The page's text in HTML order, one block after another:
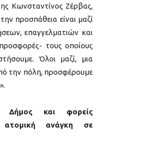
Κωνσταντίνος Ζέρβας,
προσπάθεια είναι μαζί
επαγγελματιών και
τους οποίους
Όλοι μαζί, μια
την πόλη, προσφέρουμε
Δήμος και φορείς
ατομική ανάγκη σε